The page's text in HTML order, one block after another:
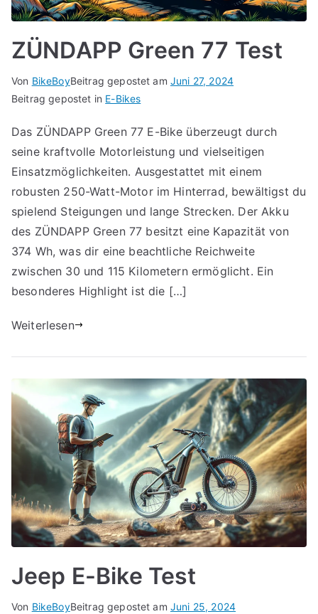
ZÜNDAPP Green 77 Test
Von BikeBoyBeitrag gepostet am Juni 27, 2024
Beitrag gepostet in E-Bikes
Das ZÜNDAPP Green 77 E-Bike überzeugt durch
seine kraftvolle Motorleistung und vielseitigen
Einsatzmöglichkeiten. Ausgestattet mit einem
robusten 250-Watt-Motor im Hinterrad, bewältigst du
spielend Steigungen und lange Strecken. Der Akku
des ZÜNDAPP Green 77 besitzt eine Kapazität von
374 Wh, was dir eine beachtliche Reichweite
zwischen 30 und 115 Kilometern ermöglicht. Ein
besonderes Highlight ist die […]
Weiterlesen
Jeep E-Bike Test
Von BikeBoyBeitrag gepostet am Juni 25, 2024